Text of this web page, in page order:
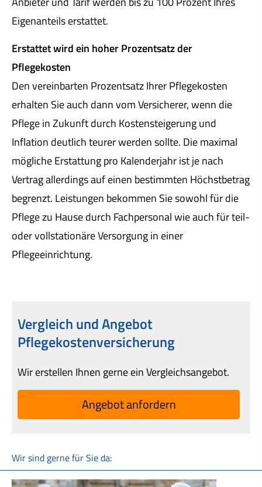
Eigenanteils erstattet.
Erstattet wird ein hoher Prozentsatz der
Pflegekosten
Den vereinbarten Prozentsatz Ihrer Pflegekosten
erhalten Sie auch dann vom Versicherer, wenn die
Pflege in Zukunft durch Kostensteigerung und
Inflation deutlich teurer werden sollte. Die maximal
mögliche Erstattung pro Kalenderjahr ist je nach
Vertrag allerdings auf einen bestimmten Höchstbetrag
begrenzt. Leistungen bekommen Sie sowohl für die
Pflege zu Hause durch Fachpersonal wie auch für teil-
oder vollstationäre Versorgung in einer
Pflegeeinrichtung.
Vergleich und Angebot
Pflegekostenversicherung
Wir erstellen Ihnen gerne ein Vergleichsangebot.
An­ge­bot an­for­dern
Wir sind gerne für Sie da: